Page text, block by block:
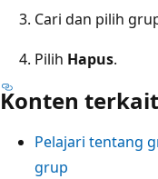
Cari dan pilih
Pilih Hapus.
Konten terkait
Pelajari tentang
grup